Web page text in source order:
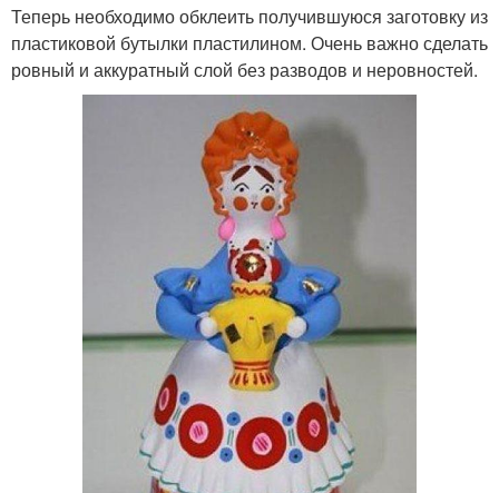
Теперь необходимо обклеить получившуюся заготовку из
пластиковой бутылки пластилином. Очень важно сделать
ровный и аккуратный слой без разводов и неровностей.